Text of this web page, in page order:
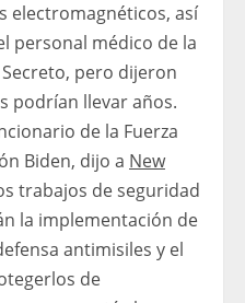
electromagnéticos, así
personal médico de la
Secreto, pero dijeron
podrían llevar años.
de la Fuerza
Biden, dijo a New
trabajos de seguridad
la implementación de
antimisiles y el
de